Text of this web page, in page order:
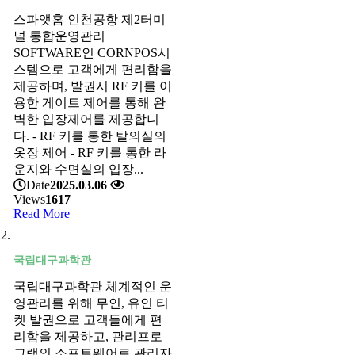
스파앳홈 인천공항 제2터미
널 통합운영관리
SOFTWARE인 CORNPOS시
스템으로 고객에게 편리함을
제공하며, 발권시 RF 키를 이
용한 게이트 제어를 통해 완
벽한 입장제어를 제공합니
다. - RF 키를 통한 탈의실의
옷장 제어 - RF 키를 통한 라
운지와 수면실의 입장...
Date2025.03.06
Views1617
Read More
국립대구과학관
국립대구과학관 체계적인 운
영관리를 위해 무인, 유인 티
켓 발권으로 고객들에게 편
리함을 제공하고, 관리프로